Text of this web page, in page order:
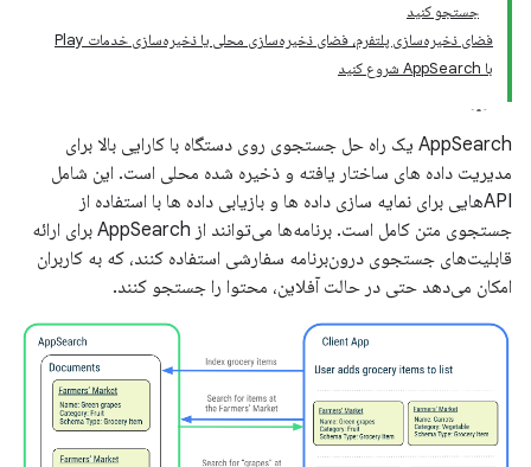
جستجو کنید
فضای ذخیره‌سازی پلتفرم، فضای ذخیره‌سازی محلی یا ذخیره‌سازی خدمات Play
با AppSearch شروع کنید
AppSearch یک راه حل جستجوی روی دستگاه با کارایی بالا برای
مدیریت داده های ساختار یافته و ذخیره شده محلی است. این شامل
APIهایی برای نمایه سازی داده ها و بازیابی داده ها با استفاده از
جستجوی متن کامل است. برنامه‌ها می‌توانند از AppSearch برای ارائه
قابلیت‌های جستجوی درون‌برنامه سفارشی استفاده کنند، که به کاربران
امکان می‌دهد حتی در حالت آفلاین، محتوا را جستجو کنند.